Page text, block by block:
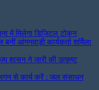
में मिलेगा डिजिटल टोकन
आंगनवाड़ी कार्यकर्ता शर्मिला
शासन ने जारी की उत्कृष्ट
लगन से कार्य करें : जल संसाधन